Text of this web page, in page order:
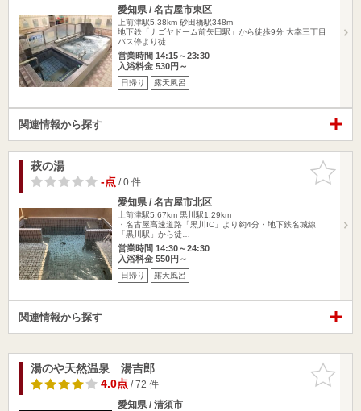
愛知県 / 名古屋市東区
上前津駅5.38km 砂田橋駅348m
地下鉄「ナゴヤドーム前矢田駅」から徒歩9分 大幸三丁目
バス停より徒…
営業時間 14:15～23:30
入浴料金 530円～
日帰り 露天風呂
関連情報から探す
お気に入
りに追加
萩の湯
-点/ 0 件
愛知県 / 名古屋市北区
上前津駅5.67km 黒川駅1.29km
・名古屋高速道路「黒川IC」より約4分・地下鉄名城線
「黒川駅」から徒…
営業時間 14:30～24:30
入浴料金 550円～
日帰り 露天風呂
関連情報から探す
お気に入
りに追加
湯のや天然温泉 湯吉郎
4.0点/ 72 件
愛知県 / 清須市